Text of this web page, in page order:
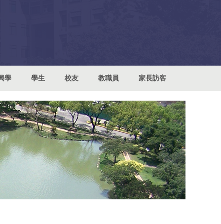
學 學生 校友 教職員 家長訪客